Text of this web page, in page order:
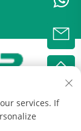
services. If